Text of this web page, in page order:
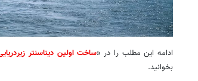
ادامه این مطلب را در «ساخت اولین دیتاسنتر
بخوانید.